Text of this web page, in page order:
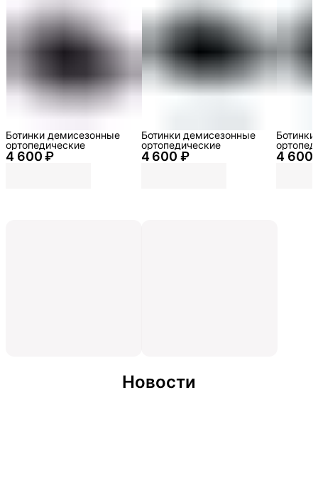
4 600 ₽
Ботинки демисезонные
ортопедические
4 600 ₽
Ботинки демисезонные
ортопедические
4 600
Новости